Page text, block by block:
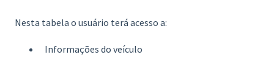
Nesta tabela o usuário terá acesso a:
Informações do veículo